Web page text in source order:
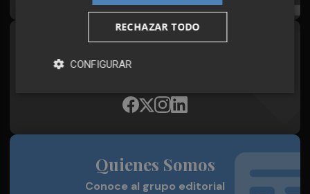
Síguenos en redes
Plaza Podcast, desde cualquier medio
Quienes Somos
Conoce al grupo editorial
RECHAZAR TODO
CONFIGURAR